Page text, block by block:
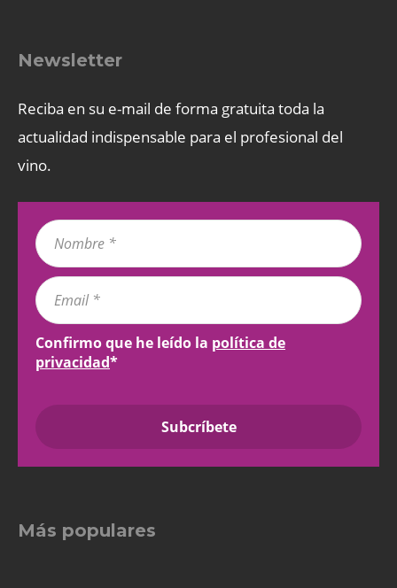
Newsletter
Reciba en su e-mail de forma gratuita toda la
actualidad indispensable para el profesional del
vino.
Confirmo que he leído la política de
privacidad*
Más populares